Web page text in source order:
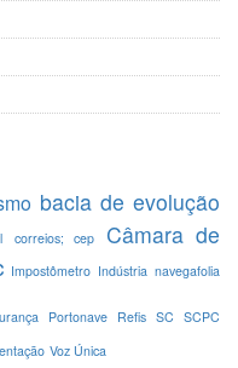
bacia de evolução
correios; cep
Câmara de
Impostômetro Indústria navegafolia
Portonave Refis SC SCPC
Voz Única